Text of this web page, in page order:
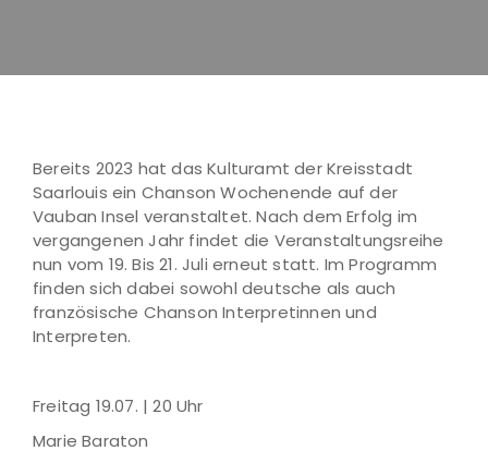
Bereits 2023 hat das Kulturamt der Kreisstadt
Saarlouis ein Chanson Wochenende auf der
Vauban Insel veranstaltet. Nach dem Erfolg im
vergangenen Jahr findet die Veranstaltungsreihe
nun vom 19. Bis 21. Juli erneut statt. Im Programm
finden sich dabei sowohl deutsche als auch
französische Chanson Interpretinnen und
Interpreten.
Freitag 19.07. | 20 Uhr
Marie Baraton